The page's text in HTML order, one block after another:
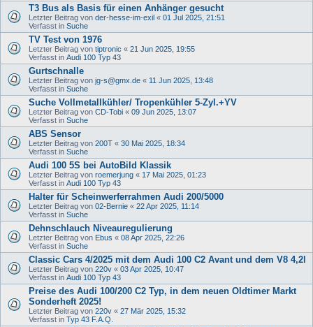
T3 Bus als Basis für einen Anhänger gesucht
Letzter Beitrag von der-hesse-im-exil « 01 Jul 2025, 21:51
Verfasst in Suche
TV Test von 1976
Letzter Beitrag von tiptronic « 21 Jun 2025, 19:55
Verfasst in Audi 100 Typ 43
Gurtschnalle
Letzter Beitrag von jg-s@gmx.de « 11 Jun 2025, 13:48
Verfasst in Suche
Suche Vollmetallkühler/ Tropenkühler 5-Zyl.+YV
Letzter Beitrag von CD-Tobi « 09 Jun 2025, 13:07
Verfasst in Suche
ABS Sensor
Letzter Beitrag von 200T « 30 Mai 2025, 18:34
Verfasst in Suche
Audi 100 5S bei AutoBild Klassik
Letzter Beitrag von roemerjung « 17 Mai 2025, 01:23
Verfasst in Audi 100 Typ 43
Halter für Scheinwerferrahmen Audi 200/5000
Letzter Beitrag von 02-Bernie « 22 Apr 2025, 11:14
Verfasst in Suche
Dehnschlauch Niveauregulierung
Letzter Beitrag von Ebus « 08 Apr 2025, 22:26
Verfasst in Suche
Classic Cars 4/2025 mit dem Audi 100 C2 Avant und dem V8 4,2l
Letzter Beitrag von 220v « 03 Apr 2025, 10:47
Verfasst in Audi 100 Typ 43
Preise des Audi 100/200 C2 Typ, in dem neuen Oldtimer Markt
Sonderheft 2025!
Letzter Beitrag von 220v « 27 Mär 2025, 15:32
Verfasst in Typ 43 F.A.Q.